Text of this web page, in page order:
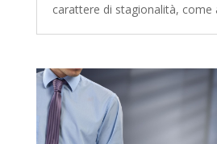
carattere di stagionalità, come